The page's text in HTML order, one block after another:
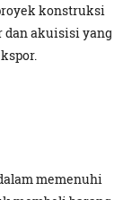
konstruksi
akuisisi yang
memenuhi